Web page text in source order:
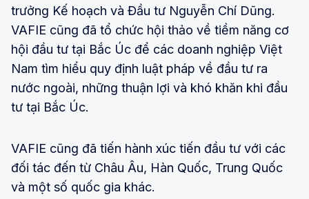
trưởng Kế hoạch và Đầu tư Nguyễn Chí Dũng.
VAFIE cũng đã tổ chức hội thảo về tiềm năng cơ
hội đầu tư tại Bắc Úc để các doanh nghiệp Việt
Nam tìm hiểu quy định luật pháp về đầu tư ra
nước ngoài, những thuận lợi và khó khăn khi đầu
tư tại Bắc Úc.
VAFIE cũng đã tiến hành xúc tiến đầu tư với các
đối tác đến từ Châu Âu, Hàn Quốc, Trung Quốc
và một số quốc gia khác.